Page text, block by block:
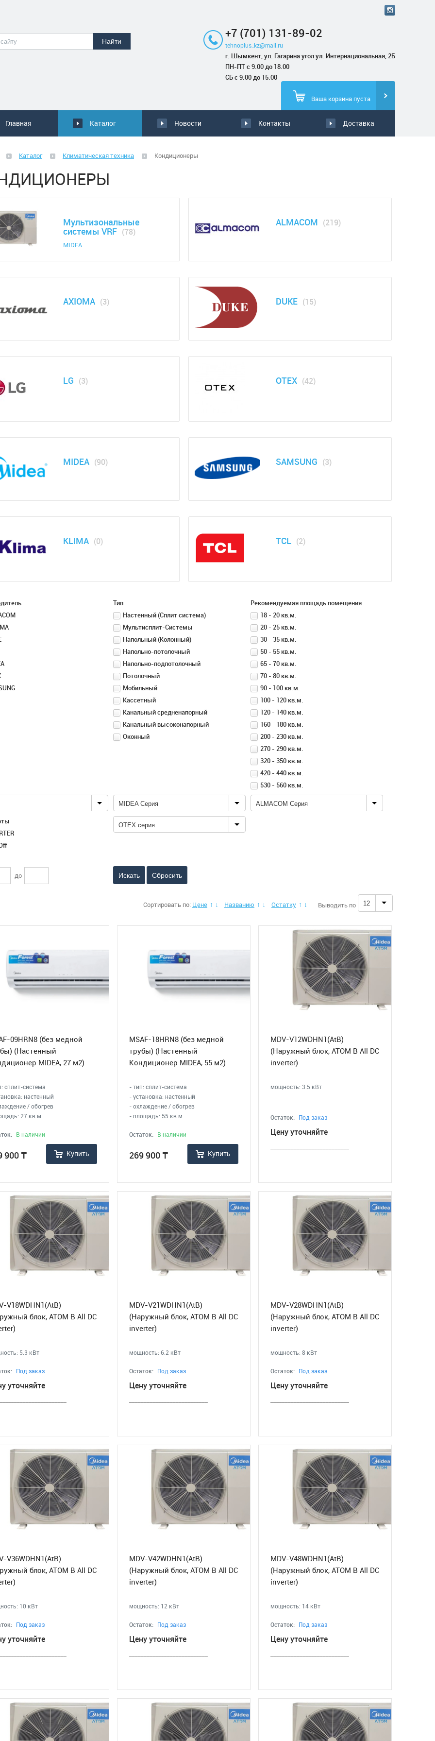
+7 (701) 131-89-02
tehnoplus_kz@mail.ru
г. Шымкент, ул. Гагарина угол ул. Интернациональная, 2Б
ПН-ПТ с 9.00 до 18.00
СБ с 9.00 до 15.00
Главная Каталог Новости Контакты Доставка
Ваша корзина пуста
Каталог Климатическая техника Кондиционеры
Мультизональные
системы VRF (78)
MIDEA
ALMACOM (219)
AXIOMA (3) DUKE (15)
LG (3) OTEX (42)
MIDEA (90) SAMSUNG (3)
KLIMA (0) TCL (2)
Тип
Настенный (Сплит система)
Мультисплит-Системы
Напольный (Колонный)
Напольно-потолочный
Напольно-подпотолочный
Потолочный
Мобильный
Кассетный
Канальный средненапорный
Канальный высоконапорный
Оконный
Рекомендуемая площадь помещения
18 - 20 кв.м.
20 - 25 кв.м.
30 - 35 кв.м.
50 - 55 кв.м.
65 - 70 кв.м.
70 - 80 кв.м.
90 - 100 кв.м.
100 - 120 кв.м.
120 - 140 кв.м.
160 - 180 кв.м.
200 - 230 кв.м.
270 - 290 кв.м.
320 - 350 кв.м.
420 - 440 кв.м.
530 - 560 кв.м.
MIDEA Серия ALMACOM Серия
OTEX серия
до Сбросить
Сортировать по: Цене ↑ ↓ Названию ↑ ↓ Остатку ↑ ↓ Выводить по 12
09HRN8 (без медной
(Настенный
MIDEA, 27 м2)
сплит-система
настенный
/ обогрев
27 кв.м
В наличии
900 ₸ Купить
MSAF-18HRN8 (без медной
трубы) (Настенный
Кондиционер MIDEA, 55 м2)
- тип: сплит-система
- установка: настенный
- охлаждение / обогрев
- площадь: 55 кв.м
Остаток: В наличии
269 900 ₸ Купить
MDV-V12WDHN1(AtB)
(Наружный блок, ATOM B All DC
inverter)
мощность: 3.5 кВт
Остаток: Под заказ
Цену уточняйте
V18WDHN1(AtB)
блок, ATOM B All DC
5.3 кВт
Под заказ
уточняйте
MDV-V21WDHN1(AtB)
(Наружный блок, ATOM B All DC
inverter)
мощность: 6.2 кВт
Остаток: Под заказ
Цену уточняйте
MDV-V28WDHN1(AtB)
(Наружный блок, ATOM B All DC
inverter)
мощность: 8 кВт
Остаток: Под заказ
Цену уточняйте
V36WDHN1(AtB)
блок, ATOM B All DC
10 кВт
Под заказ
уточняйте
MDV-V42WDHN1(AtB)
(Наружный блок, ATOM B All DC
inverter)
мощность: 12 кВт
Остаток: Под заказ
Цену уточняйте
MDV-V48WDHN1(AtB)
(Наружный блок, ATOM B All DC
inverter)
мощность: 14 кВт
Остаток: Под заказ
Цену уточняйте